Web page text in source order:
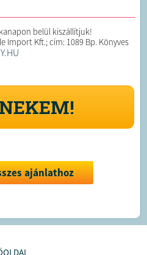
belül kiszállítjuk!
Import Kft.; cím: 1089 Bp. Könyves
ajánlathoz